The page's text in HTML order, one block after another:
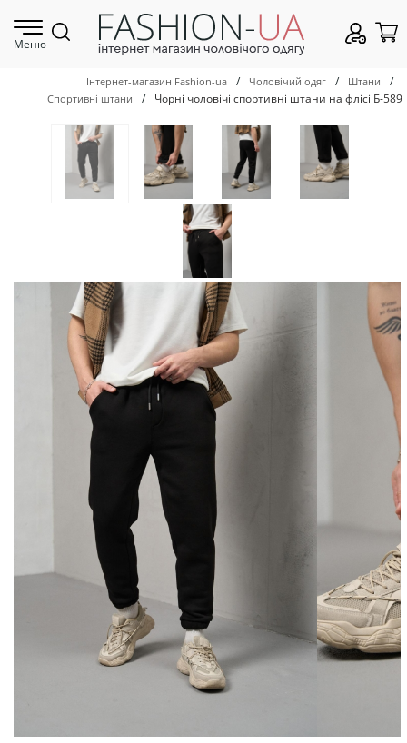
Меню
Інтернет-магазин Fashion-ua / Чоловічий одяг / Штани /
Спортивні штани / Чорні чоловічі спортивні штани на флісі Б-589